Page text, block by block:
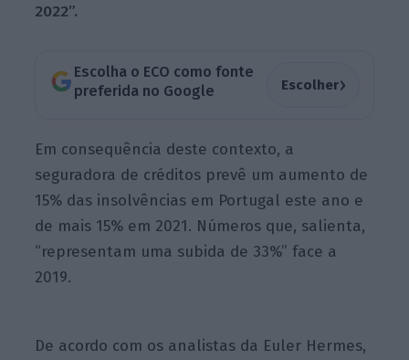
2022”.
Escolha o ECO como fonte
preferida no Google
Escolher›
Em consequência deste contexto, a
seguradora de créditos prevê um aumento de
15% das insolvências em Portugal este ano e
de mais 15% em 2021. Números que, salienta,
“representam uma subida de 33%” face a
2019.
De acordo com os analistas da Euler Hermes,